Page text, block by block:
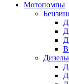
Мотопомпы